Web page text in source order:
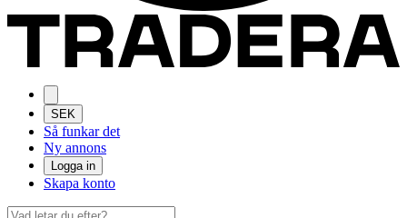
SEK
Så funkar det
Ny annons
Logga in
Skapa konto